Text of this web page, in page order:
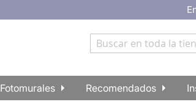
Fotomurales Recomendados